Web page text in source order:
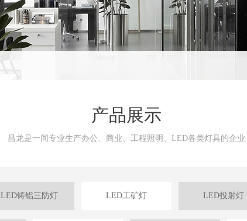
产品展示
昌龙是一间专业生产办公、商业、工程照明、LED各类灯具的企业
LED铸铝三防灯 LED工矿灯 LED投射灯